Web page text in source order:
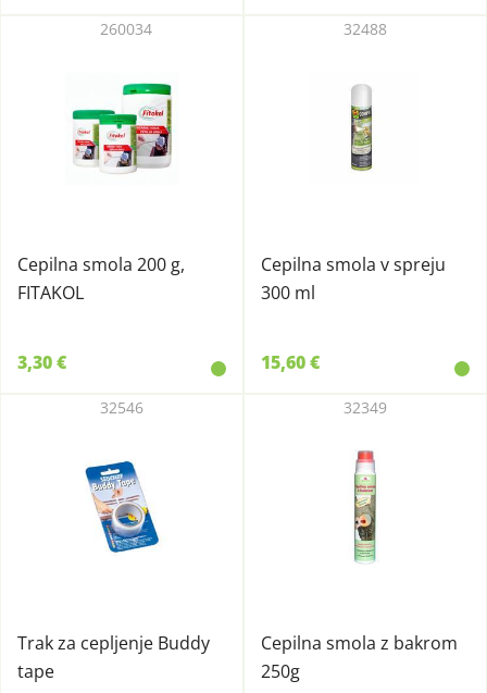
Cepilna smola 200 g,
FITAKOL
260034
3,30 €
Cepilna smola v spreju
300 ml
32488
15,60 €
Trak za cepljenje Buddy
tape
32546
Cepilna smola z bakrom
250g
32349